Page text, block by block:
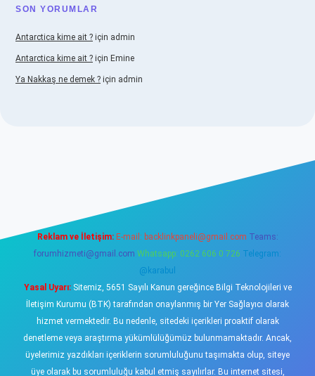
SON YORUMLAR
Antarctica kime ait ? için admin
Antarctica kime ait ? için Emine
Ya Nakkaş ne demek ? için admin
Reklam ve İletişim: E-mail: backlinkpaneli@gmail.com Teams:
forumhizmeti@gmail.com Whatsapp: 0262 606 0 726 Telegram:
@karabul
Yasal Uyarı:Sitemiz, 5651 Sayılı Kanun gereğince Bilgi Teknolojileri ve
İletişim Kurumu (BTK) tarafından onaylanmış bir Yer Sağlayıcı olarak
hizmet vermektedir. Bu nedenle, sitedeki içerikleri proaktif olarak
denetleme veya araştırma yükümlülüğümüz bulunmamaktadır. Ancak,
üyelerimiz yazdıkları içeriklerin sorumluluğunu taşımakta olup, siteye
üye olarak bu sorumluluğu kabul etmiş sayılırlar. Bu internet sitesi,